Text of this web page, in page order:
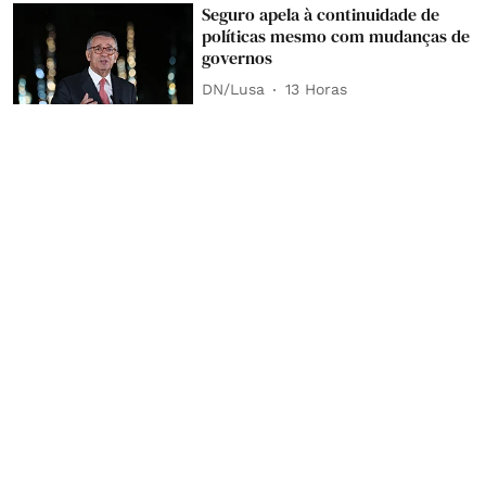
Seguro apela à continuidade de
políticas mesmo com mudanças de
governos
DN/Lusa 13 Horas